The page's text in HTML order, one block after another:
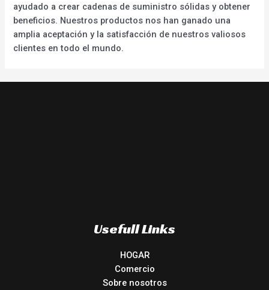
ayudado a crear cadenas de suministro sólidas y obtener
beneficios. Nuestros productos nos han ganado una
amplia aceptación y la satisfacción de nuestros valiosos
clientes en todo el mundo.
Usefull Links
HOGAR
Comercio
Sobre nosotros